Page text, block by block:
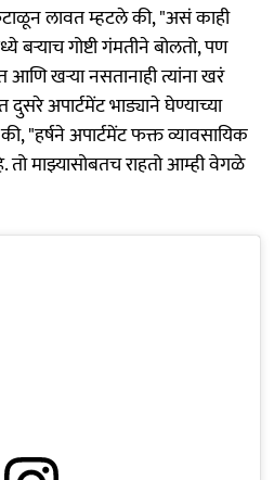
लावत म्हटले की, "असं काही
बऱ्याच गोष्टी गंमतीने बोलतो, पण
आणि खऱ्या नसतानाही त्यांना खरं
दुसरे अपार्टमेंट भाड्याने घेण्याच्या
"हर्षने अपार्टमेंट फक्त व्यावसायिक
माझ्यासोबतच राहतो आम्ही वेगळे